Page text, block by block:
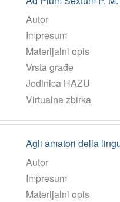
Autor
Impresum
Materijalni opis
Vrsta građe
Jedinica HAZU
Virtualna zbirka
Agli amatori della
Autor
Impresum
Materijalni opis